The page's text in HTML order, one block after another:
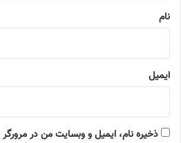
نام
ایمیل
ذخیره نام، ایمیل و وبسایت من در مرورگر